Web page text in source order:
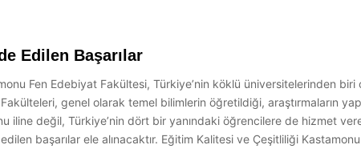
Edilen Başarılar
Fen Edebiyat Fakültesi, Türkiye’nin köklü üniversitelerinden biri
genel olarak temel bilimlerin öğretildiği, araştırmaların
iline değil, Türkiye’nin dört bir yanındaki öğrencilere de hizmet
başarılar ele alınacaktır. Eğitim Kalitesi ve Çeşitliliği